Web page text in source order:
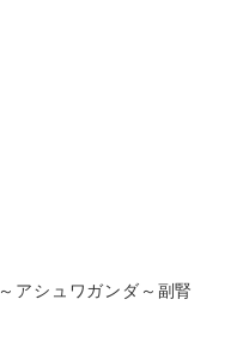
～アシュワガンダ～副腎